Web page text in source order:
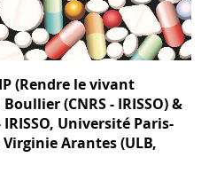
(Rendre le vivant
(CNRS - IRISSO) &
Université Paris-
Arantes (ULB,